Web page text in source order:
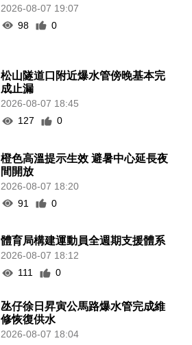
2026-08-07 19:07
98
0
松山隧道口附近爆水管傍晚基本完
成止漏
2026-08-07 18:45
127
0
橙色高溫提示生效 避暑中心延長夜
間開放
2026-08-07 18:20
91
0
體育局構建運動員全週期支援體系
2026-08-07 18:12
111
0
氹仔徐日昇寅公馬路爆水管完成維
修恢復供水
2026-08-07 18:04